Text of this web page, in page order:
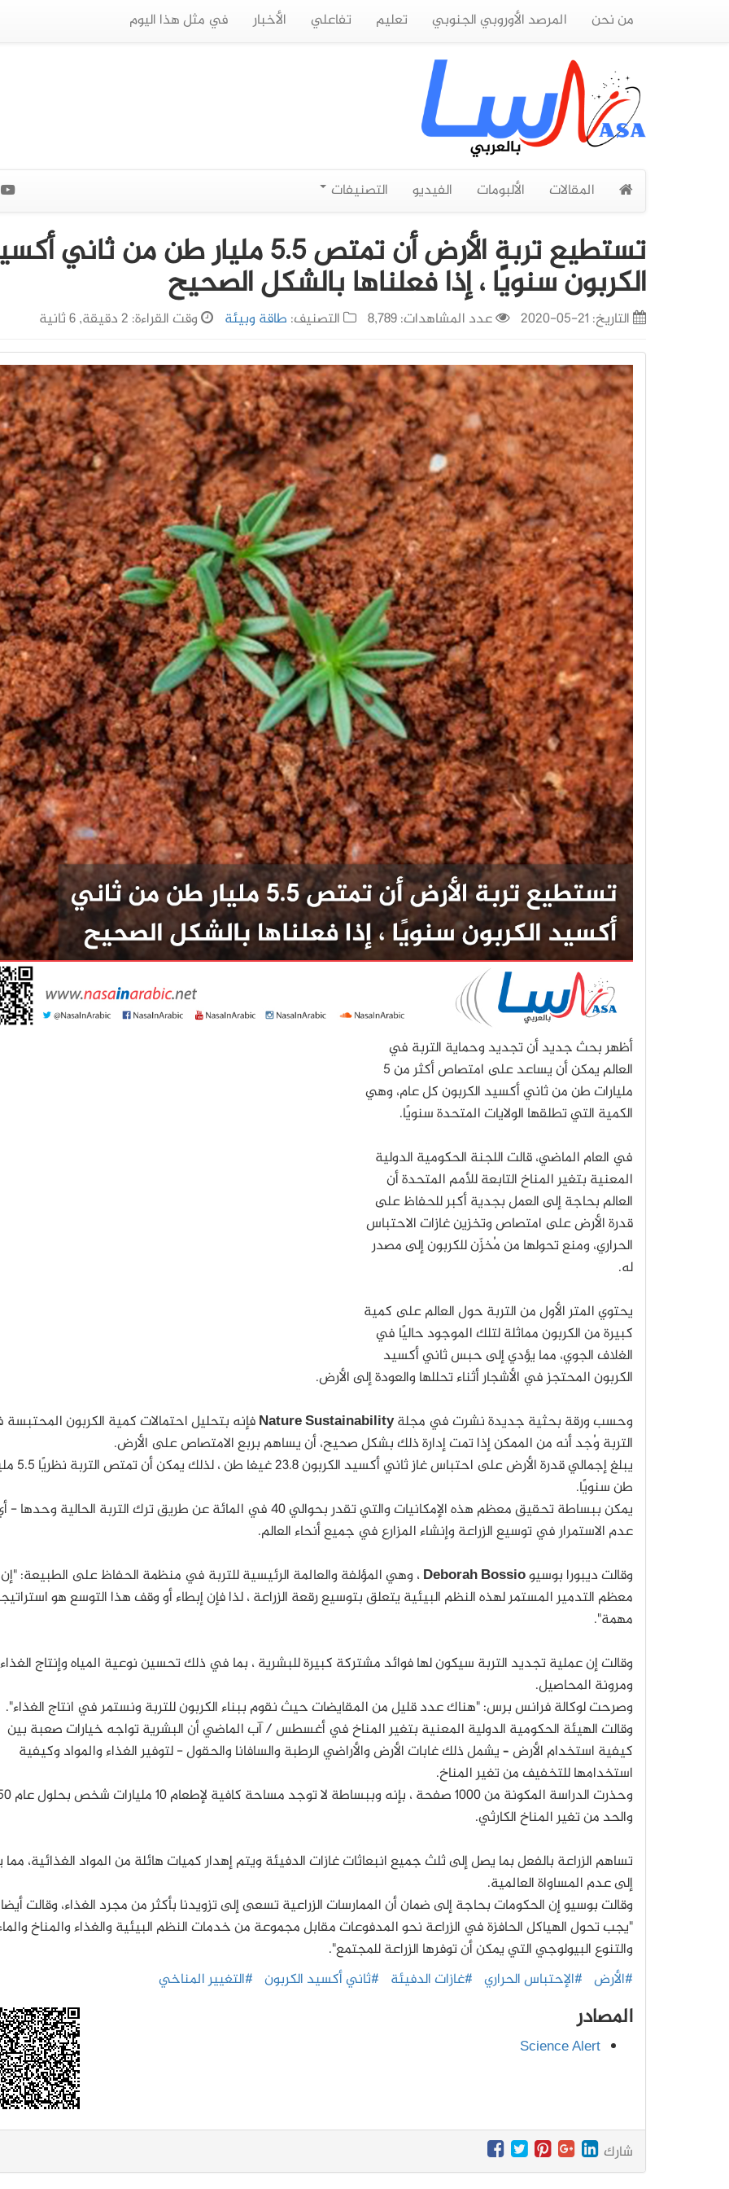
من نحن المرصد الأوروبي الجنوبي تعليم تفاعلي الأخبار في مثل هذا اليوم
المقالات الألبومات الفيديو التصنيفات
تستطيع تربة الأرض أن تمتص 5.5 مليار طن من ثاني
الكربون سنويًا ، إذا فعلناها بالشكل الصحيح
التاريخ: 21-05-2020 عدد المشاهدات: 8,789 التصنيف: طاقة وبيئة وقت القراءة: 2 دقيقة, 6 ثانية
أظهر بحث جديد أن تجديد وحماية التربة في
العالم يمكن أن يساعد على امتصاص أكثر من 5
مليارات طن من ثاني أكسيد الكربون كل عام، وهي
الكمية التي تطلقها الولايات المتحدة سنويًا.
في العام الماضي، قالت اللجنة الحكومية الدولية
المعنية بتغير المناخ التابعة للأمم المتحدة أن
العالم بحاجة إلى العمل بجدية أكبر للحفاظ على
قدرة الأرض على امتصاص وتخزين غازات الاحتباس
الحراري، ومنع تحولها من مُخزّن للكربون إلى مصدر
له.
يحتوي المتر الأول من التربة حول العالم على كمية
كبيرة من الكربون مماثلة لتلك الموجود حاليًا في
الغلاف الجوي، مما يؤدي إلى حبس ثاني أكسيد
الكربون المحتجز في الأشجار أثناء تحللها والعودة إلى الأرض.
وحسب ورقة بحثية جديدة نشرت في مجلةNature Sustainabilityفإنه بتحليل احتمالات كمية الكربون
التربة وُجد أنه من الممكن إذا تمت إدارة ذلك بشكل صحيح، أن يساهم بربع الامتصاص على الأرض.
يبلغ إجمالي قدرة الأرض على احتباس غاز ثاني
طن سنويًا.
يمكن ببساطة تحقيق معظم هذه الإمكانيات والتي تقدر بحوالي 40 في المائة عن طريق ترك التربة الحالية وحدها
عدم الاستمرار في توسيع الزراعة وإنشاء المزارع في جميع أنحاء العالم.
وقالت ديبورا بوسيوDeborah Bossio ، وهي المؤلفة والعالمة الرئيسية للتربة في منظمة الحفاظ على الطبيعة: "إن
معظم التدمير المستمر لهذه النظم البيئية يتعلق بتوسيع رقعة الزراعة ، لذا فإن إبطاء أو وقف هذا التوسع هو
مهمة".
وقالت إن عملية تجديد التربة سيكون لها فوائد مشتركة كبيرة للبشرية ، بما في ذلك تحسين نوعية المياه وإنتاج الغذاء
ومرونة المحاصيل.
وصرحت لوكالة فرانس برس: "هناك عدد قليل من المقايضات حيث نقوم ببناء الكربون للتربة ونستمر في انتاج الغذاء".
وقالت الهيئة الحكومية الدولية المعنية بتغير المناخ في أغسطس / آب الماضي أن البشرية تواجه خيارات صعبة بين
كيفية استخدام الأرض – يشمل ذلك غابات الأرض والأراضي الرطبة والسافانا والحقول - لتوفير الغذاء والمواد وكيفية
استخدامها للتخفيف من تغير المناخ.
وحذرت الدراسة المكونة من
والحد من تغير المناخ الكارثي.
تساهم الزراعة بالفعل بما يصل إلى ثلث جميع انبعاثات غازات الدفيئة ويتم إهدار كميات هائلة من المواد الغذائية،
إلى عدم المساواة العالمية.
وقالت بوسيو إن الحكومات بحاجة إلى ضمان أن الممارسات الزراعية تسعى إلى تزويدنا بأكثر من مجرد الغذاء، وقالت
"يجب تحول الهياكل الحافزة في الزراعة نحو المدفوعات مقابل مجموعة من خدمات النظم البيئية والغذاء والمناخ
والتنوع البيولوجي التي يمكن أن توفرها الزراعة للمجتمع".
#الأرض #الإحتباس الحراري #غازات الدفيئة #ثاني أكسيد الكربون #التغيير المناخي
المصادر
Science Alert
شارك